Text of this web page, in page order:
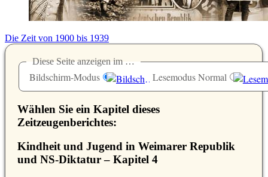
Die Zeit von 1900 bis 1939
Diese Seite anzeigen im …
Bildschirm-Modus Lesemodus Normal
Wählen Sie ein Kapitel dieses
Zeitzeugenberichtes:
Kindheit und Jugend in Weimarer Republik
und NS-Diktatur – Kapitel 4